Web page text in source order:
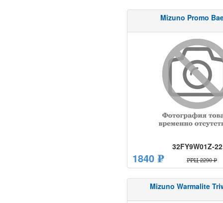
Mizuno Promo
32FY9W01Z-22
1840 ₽ РРЦ 2290 ₽
Mizuno Warmalite